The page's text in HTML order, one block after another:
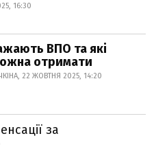
16:30
ВПО та які
отримати
22 ЖОВТНЯ 2025, 14:20
за